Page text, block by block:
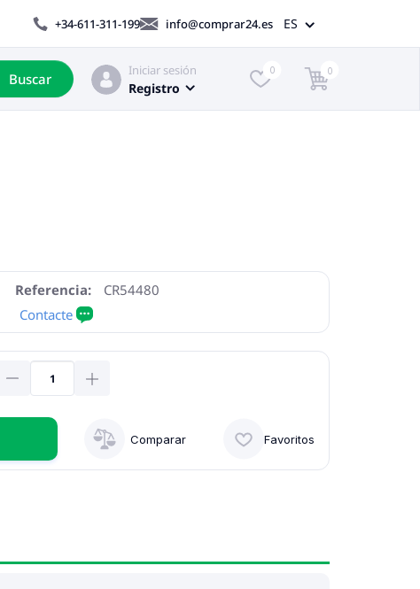
+34-611-311-199 info@comprar24.es ES
Buscar
Iniciar sesión
Registro
0 0
Referencia:
CR54480
Favoritos
Comparar